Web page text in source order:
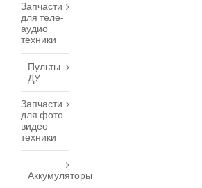
Запчасти
для теле-
аудио
техники
Пульты
ДУ
Запчасти
для фото-
видео
техники
Аккумуляторы